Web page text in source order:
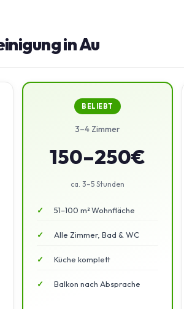
in Au
BELIEBT
3–4 Zimmer
150–250€
ca. 3–5 Stunden
51–100 m² Wohnfläche
Alle Zimmer, Bad & WC
Küche komplett
Balkon nach Absprache